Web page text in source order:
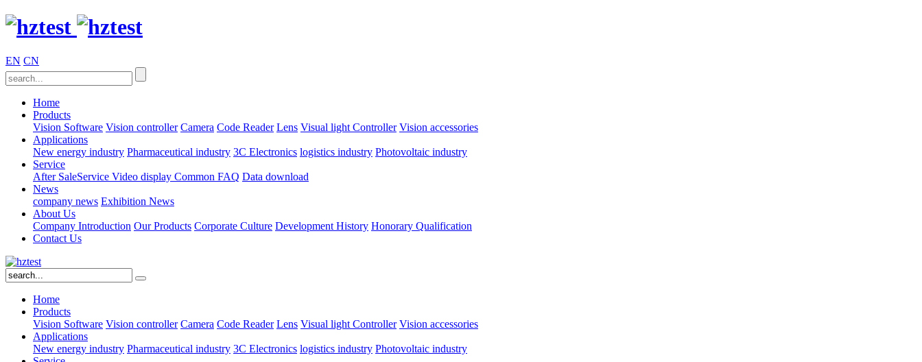
EN CN
Home
Products
Vision Software Vision controller Camera Code Reader Lens Visual light Controller Vision accessories
Applications
New energy industry Pharmaceutical industry 3C Electronics logistics industry Photovoltaic industry
Service
After SaleService Video display Common FAQ Data download
News
company news Exhibition News
About Us
Company Introduction Our Products Corporate Culture Development History Honorary Qualification
Contact Us
Home
Products
Vision Software Vision controller Camera Code Reader Lens Visual light Controller Vision accessories
Applications
New energy industry Pharmaceutical industry 3C Electronics logistics industry Photovoltaic industry